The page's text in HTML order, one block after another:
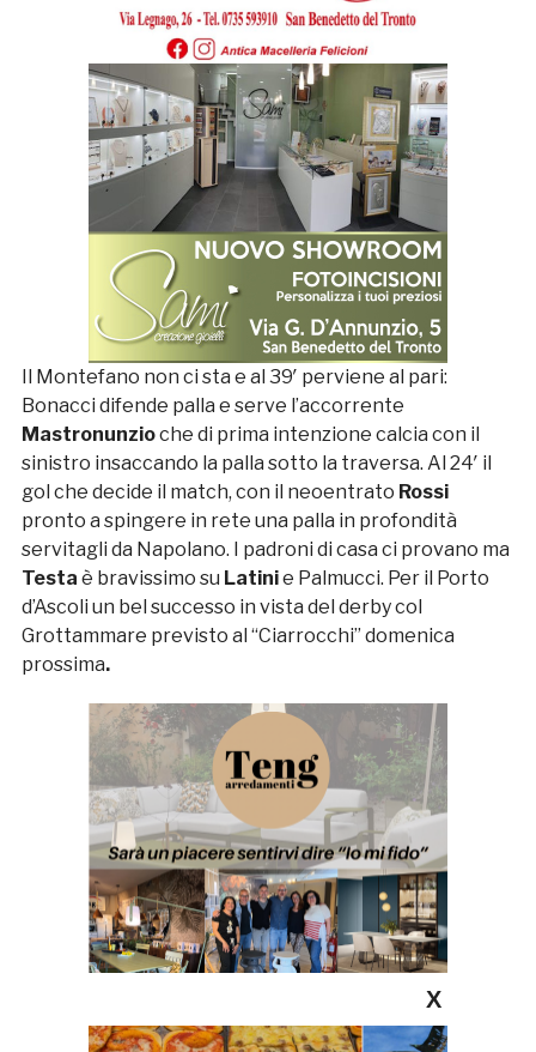
Il Montefano non ci sta e al 39′ perviene al pari:
Bonacci difende palla e serve l’accorrente
Mastronunzioche di prima intenzione calcia con il
sinistro insaccando la palla sotto la traversa. Al 24′ il
gol che decide il match, con il neoentrato Rossi
pronto a spingere in rete una palla in profondità
servitagli da Napolano. I padroni di casa ci provano ma
Testa è bravissimo su Latinie Palmucci. Per il Porto
d’Ascoli un bel successo in vista del derby col
Grottammare previsto al “Ciarrocchi” domenica
prossima.
X